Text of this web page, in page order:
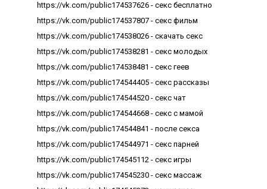
https://vk.com/public174537626 - секс бесплатно
https://vk.com/public174537807 - секс фильм
https://vk.com/public174538026 - скачать секс
https://vk.com/public174538281 - секс молодых
https://vk.com/public174538481 - секс геев
https://vk.com/public174544405 - секс рассказы
https://vk.com/public174544520 - секс чат
https://vk.com/public174544668 - секс с мамой
https://vk.com/public174544841 - после секса
https://vk.com/public174544971 - секс парней
https://vk.com/public174545112 - секс игры
https://vk.com/public174545230 - секс массаж